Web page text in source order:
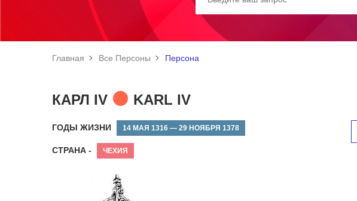
Главная Все Персоны Персона
КАРЛ IV KARL IV
ГОДЫ ЖИЗНИ 14 МАЯ 1316 — 29 НОЯБРЯ 1378
СТРАНА - ЧЕХИЯ